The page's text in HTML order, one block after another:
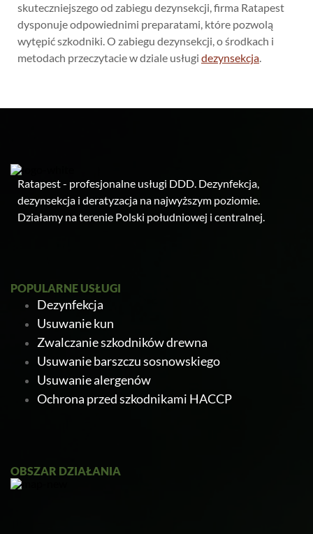
skuteczniejszego od zabiegu dezynsekcji, firma Ratapest
dysponuje odpowiednimi preparatami, które pozwolą
wytępić szkodniki. O zabiegu dezynsekcji, o środkach i
metodach przeczytacie w dziale usługi dezynsekcja.
Ratapest - profesjonalne usługi DDD. Dezynfekcja,
dezynsekcja i deratyzacja na najwyższym poziomie.
Działamy na terenie Polski południowej i centralnej.
OBSZAR DZIAŁANIA
POPULARNE USŁUGI
Dezynfekcja
Usuwanie kun
Zwalczanie szkodników drewna
Usuwanie barszczu sosnowskiego
Usuwanie alergenów
Ochrona przed szkodnikami HACCP